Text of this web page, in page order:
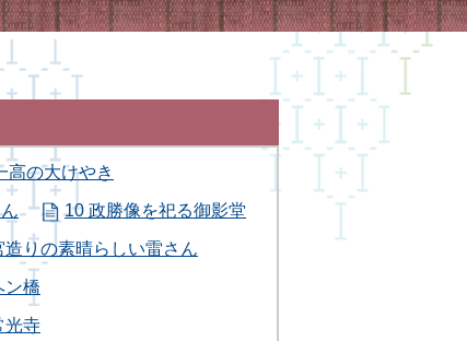
高の大けやき
10 政勝像を祀る御影堂
造りの素晴らしい雷さん
ン橋
光寺